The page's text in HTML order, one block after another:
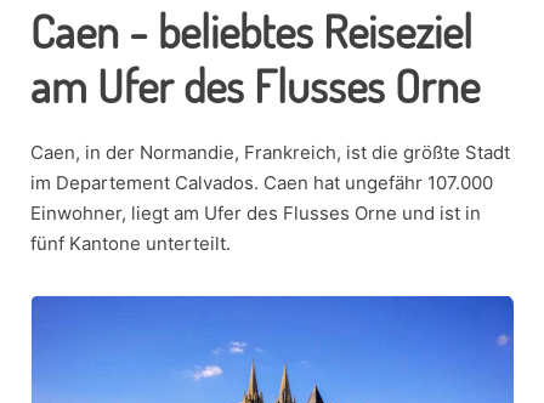
Caen - beliebtes Reiseziel
am Ufer des Flusses Orne
Caen, in der Normandie, Frankreich, ist die größte Stadt
im Departement Calvados. Caen hat ungefähr 107.000
Einwohner, liegt am Ufer des Flusses Orne und ist in
fünf Kantone unterteilt.